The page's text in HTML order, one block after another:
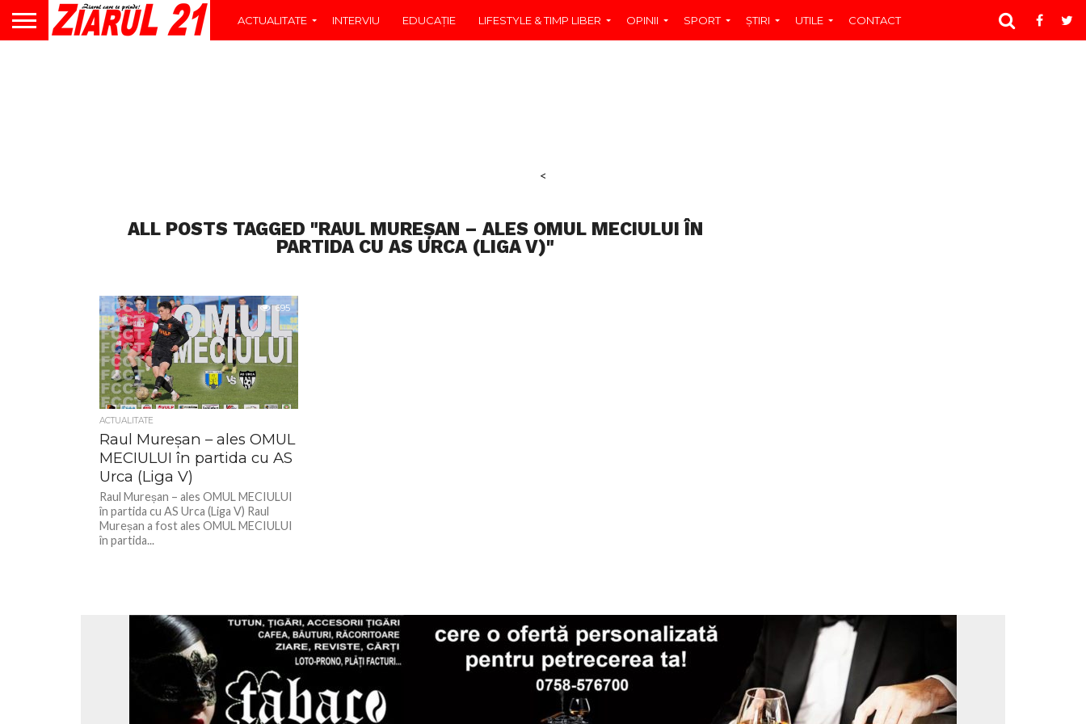
ACTUALITATE INTERVIU EDUCAŢIE LIFESTYLE & TIMP LIBER OPINII SPORT ŞTIRI UTILE CONTACT
<
ALL POSTS TAGGED "RAUL MUREȘAN – ALES OMUL MECIULUI ÎN
PARTIDA CU AS URCA (LIGA V)"
695
ACTUALITATE
Raul Mureșan – ales OMUL
MECIULUI în partida cu AS
Urca (Liga V)
Raul Mureșan – ales OMUL MECIULUI
în partida cu AS Urca (Liga V) Raul
Mureșan a fost ales OMUL MECIULUI
în partida...